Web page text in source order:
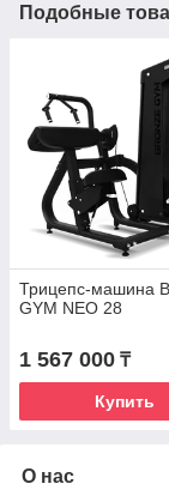
Подобные
Трицепс-машина
GYM NEO 28
1 567 000 ₸
Купить
О нас